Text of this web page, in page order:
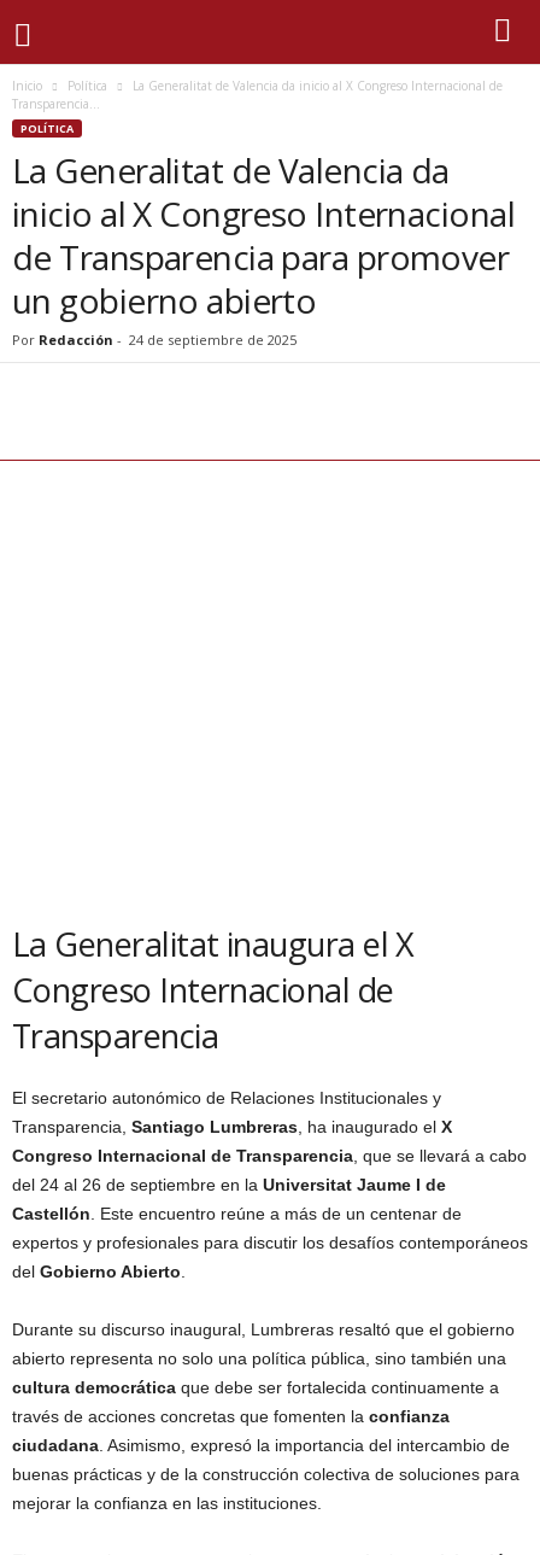
Inicio Política
La Generalitat de Valencia da inicio al X Congreso Internacional de
Transparencia...
POLÍTICA
La Generalitat de Valencia da
inicio al X Congreso Internacional
de Transparencia para promover
un gobierno abierto
Por Redacción - 24 de septiembre de 2025
La Generalitat inaugura el X
Congreso Internacional de
Transparencia
El secretario autonómico de Relaciones Institucionales y
Transparencia, Santiago Lumbreras , ha inaugurado el X
Congreso Internacional de Transparencia , que se llevará a cabo
del 24 al 26 de septiembre en la Universitat Jaume I de
Castellón . Este encuentro reúne a más de un centenar de
expertos y profesionales para discutir los desafíos contemporáneos
del Gobierno Abierto
Durante su discurso inaugural, Lumbreras resaltó que el gobierno
abierto representa no solo una política pública, sino también una
cultura democrática que debe ser fortalecida continuamente a
través de acciones concretas que fomenten la confianza
ciudadana . Asimismo, expresó la importancia del intercambio de
buenas prácticas y de la construcción colectiva de soluciones para
mejorar la confianza en las instituciones.